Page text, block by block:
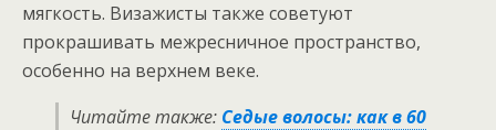
мягкость. Визажисты также советуют
прокрашивать межресничное пространство,
особенно на верхнем веке.
Читайте также: Седые волосы: как в 60